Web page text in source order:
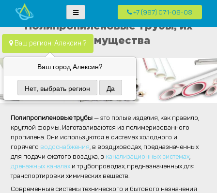
to
content
канализация.
систем водоснабжения, канализации и отопления в частных домах в
Москве и Московской области
Ваш регион: Алексин ?
Ваш город Алексин?
Нет, выбрать регион Да
+7 (987) 071-08-08
Полипропиленовые трубы, их
преимущества
Полипропиленовые трубы— это полые изделия, как правило,
круглой формы. Изготавливаются из полимеризованного
пропилена. Они используются в системах холодного и
горячего водоснабжения, в воздуховодах, предназначенных
для подачи сжатого воздуха, в канализационных системах,
дренажных каналах и трубопроводах, предназначенных для
транспортировки химических веществ.
Современные системы технического и бытового назначения